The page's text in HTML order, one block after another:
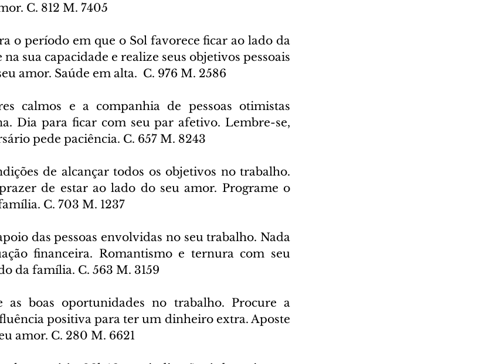
C. 812 M. 7405
o período em que o Sol favorece ficar ao lado da
sua capacidade e realize seus objetivos pessoais
amor. Saúde em alta.  C. 976 M. 2586
calmos e a companhia de pessoas otimistas
Dia para ficar com seu par afetivo. Lembre-se,
pede paciência. C. 657 M. 8243
de alcançar todos os objetivos no trabalho.
de estar ao lado do seu amor. Programe o
C. 703 M. 1237
das pessoas envolvidas no seu trabalho. Nada
financeira. Romantismo e ternura com seu
da família. C. 563 M. 3159
as boas oportunidades no trabalho. Procure a
positiva para ter um dinheiro extra. Aposte
amor. C. 280 M. 6621